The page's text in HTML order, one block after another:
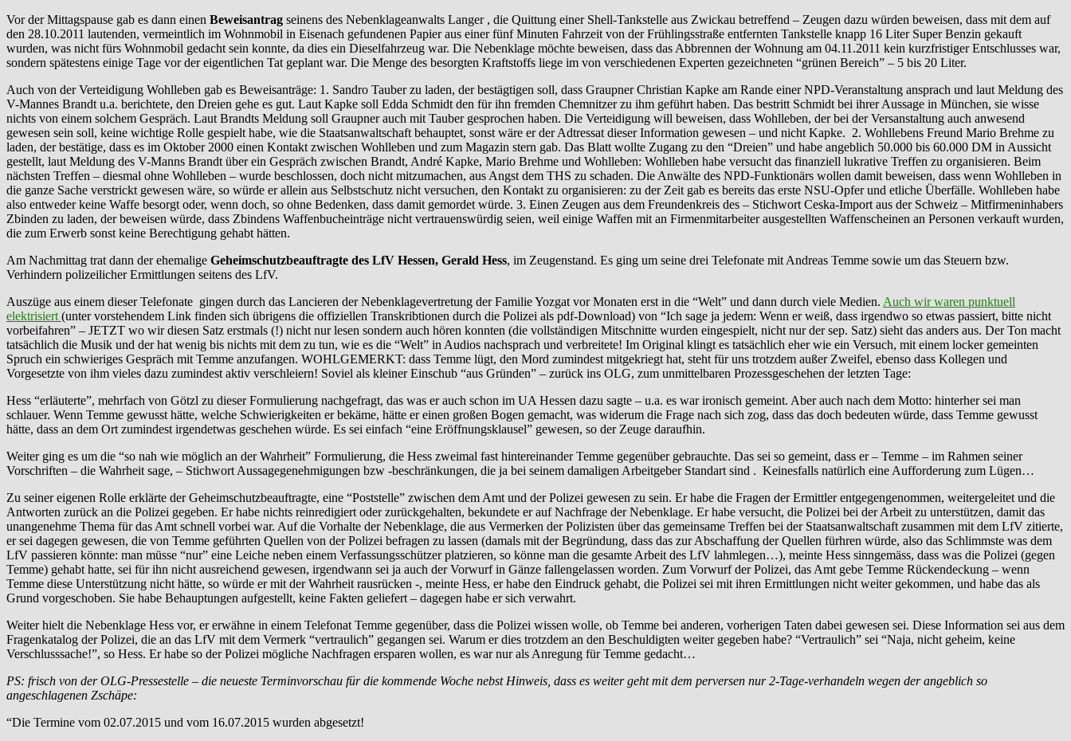
Vor der Mittagspause gab es dann einen Beweisantrag seinens des Nebenklageanwalts Langer , die Quittung einer Shell-Tankstelle aus Zwickau betreffend – Zeugen dazu würden beweisen, dass mit dem auf
den 28.10.2011 lautenden, vermeintlich im Wohnmobil in Eisenach gefundenen Papier aus einer fünf Minuten Fahrzeit von der Frühlingsstraße entfernten Tankstelle knapp 16 Liter Super Benzin gekauft
wurden, was nicht fürs Wohnmobil gedacht sein konnte, da dies ein Dieselfahrzeug war. Die Nebenklage möchte beweisen, dass das Abbrennen der Wohnung am 04.11.2011 kein kurzfristiger Entschlusses war,
sondern spätestens einige Tage vor der eigentlichen Tat geplant war. Die Menge des besorgten Kraftstoffs liege im von verschiedenen Experten gezeichneten “grünen Bereich” – 5 bis 20 Liter.
Auch von der Verteidigung Wohlleben gab es Beweisanträge: 1. Sandro Tauber zu laden, der bestägtigen soll, dass Graupner Christian Kapke am Rande einer NPD-Veranstaltung ansprach und laut Meldung des
V-Mannes Brandt u.a. berichtete, den Dreien gehe es gut. Laut Kapke soll Edda Schmidt den für ihn fremden Chemnitzer zu ihm geführt haben. Das bestritt Schmidt bei ihrer Aussage in München, sie wisse
nichts von einem solchem Gespräch. Laut Brandts Meldung soll Graupner auch mit Tauber gesprochen haben. Die Verteidigung will beweisen, dass Wohlleben, der bei der Versanstaltung auch anwesend
gewesen sein soll, keine wichtige Rolle gespielt habe, wie die Staatsanwaltschaft behauptet, sonst wäre er der Adtressat dieser Information gewesen – und nicht Kapke. 2. Wohllebens Freund Mario Brehme zu
laden, der bestätige, dass es im Oktober 2000 einen Kontakt zwischen Wohlleben und zum Magazin stern gab. Das Blatt wollte Zugang zu den “Dreien” und habe angeblich 50.000 bis 60.000 DM in Aussicht
gestellt, laut Meldung des V-Manns Brandt über ein Gespräch zwischen Brandt, André Kapke, Mario Brehme und Wohlleben: Wohlleben habe versucht das finanziell lukrative Treffen zu organisieren. Beim
nächsten Treffen – diesmal ohne Wohlleben – wurde beschlossen, doch nicht mitzumachen, aus Angst dem THS zu schaden. Die Anwälte des NPD-Funktionärs wollen damit beweisen, dass wenn Wohlleben in
die ganze Sache verstrickt gewesen wäre, so würde er allein aus Selbstschutz nicht versuchen, den Kontakt zu organisieren: zu der Zeit gab es bereits das erste NSU-Opfer und etliche Überfälle. Wohlleben habe
also entweder keine Waffe besorgt oder, wenn doch, so ohne Bedenken, dass damit gemordet würde. 3. Einen Zeugen aus dem Freundenkreis des – Stichwort Ceska-Import aus der Schweiz – Mitfirmeninhabers
Zbinden zu laden, der beweisen würde, dass Zbindens Waffenbucheinträge nicht vertrauenswürdig seien, weil einige Waffen mit an Firmenmitarbeiter ausgestellten Waffenscheinen an Personen verkauft wurden,
die zum Erwerb sonst keine Berechtigung gehabt hätten.
Am Nachmittag trat dann der ehemalige Geheimschutzbeauftragte des LfV Hessen, Gerald Hess, im Zeugenstand. Es ging um seine drei Telefonate mit Andreas Temme sowie um das Steuern bzw.
Verhindern polizeilicher Ermittlungen seitens des LfV.
Auszüge aus einem dieser Telefonate gingen durch das Lancieren der Nebenklagevertretung der Familie Yozgat vor Monaten erst in die “Welt” und dann durch viele Medien. Auch wir waren punktuell
elektrisiert (unter vorstehendem Link finden sich übrigens die offiziellen Transkribtionen durch die Polizei als pdf-Download) von “Ich sage ja jedem: Wenn er weiß, dass irgendwo so etwas passiert, bitte nicht
vorbeifahren” – JETZT wo wir diesen Satz erstmals (!) nicht nur lesen sondern auch hören konnten (die vollständigen Mitschnitte wurden eingespielt, nicht nur der sep. Satz) sieht das anders aus. Der Ton macht
tatsächlich die Musik und der hat wenig bis nichts mit dem zu tun, wie es die “Welt” in Audios nachsprach und verbreitete! Im Original klingt es tatsächlich eher wie ein Versuch, mit einem locker gemeinten
Spruch ein schwieriges Gespräch mit Temme anzufangen. WOHLGEMERKT: dass Temme lügt, den Mord zumindest mitgekriegt hat, steht für uns trotzdem außer Zweifel, ebenso dass Kollegen und
Vorgesetzte von ihm vieles dazu zumindest aktiv verschleiern! Soviel als kleiner Einschub “aus Gründen” – zurück ins OLG, zum unmittelbaren Prozessgeschehen der letzten Tage:
Hess “erläuterte”, mehrfach von Götzl zu dieser Formulierung nachgefragt, das was er auch schon im UA Hessen dazu sagte – u.a. es war ironisch gemeint. Aber auch nach dem Motto: hinterher sei man
schlauer. Wenn Temme gewusst hätte, welche Schwierigkeiten er bekäme, hätte er einen großen Bogen gemacht, was widerum die Frage nach sich zog, dass das doch bedeuten würde, dass Temme gewusst
hätte, dass an dem Ort zumindest irgendetwas geschehen würde. Es sei einfach “eine Eröffnungsklausel” gewesen, so der Zeuge daraufhin.
Weiter ging es um die “so nah wie möglich an der Wahrheit” Formulierung, die Hess zweimal fast hintereinander Temme gegenüber gebrauchte. Das sei so gemeint, dass er – Temme – im Rahmen seiner
Vorschriften – die Wahrheit sage, – Stichwort Aussagegenehmigungen bzw -beschränkungen, die ja bei seinem damaligen Arbeitgeber Standart sind . Keinesfalls natürlich eine Aufforderung zum Lügen…
Zu seiner eigenen Rolle erklärte der Geheimschutzbeauftragte, eine “Poststelle” zwischen dem Amt und der Polizei gewesen zu sein. Er habe die Fragen der Ermittler entgegengenommen, weitergeleitet und die
Antworten zurück an die Polizei gegeben. Er habe nichts reinredigiert oder zurückgehalten, bekundete er auf Nachfrage der Nebenklage. Er habe versucht, die Polizei bei der Arbeit zu unterstützen, damit das
unangenehme Thema für das Amt schnell vorbei war. Auf die Vorhalte der Nebenklage, die aus Vermerken der Polizisten über das gemeinsame Treffen bei der Staatsanwaltschaft zusammen mit dem LfV zitierte,
er sei dagegen gewesen, die von Temme geführten Quellen von der Polizei befragen zu lassen (damals mit der Begründung, dass das zur Abschaffung der Quellen fürhren würde, also das Schlimmste was dem
LfV passieren könnte: man müsse “nur” eine Leiche neben einem Verfassungsschützer platzieren, so könne man die gesamte Arbeit des LfV lahmlegen…), meinte Hess sinngemäss, dass was die Polizei (gegen
Temme) gehabt hatte, sei für ihn nicht ausreichend gewesen, irgendwann sei ja auch der Vorwurf in Gänze fallengelassen worden. Zum Vorwurf der Polizei, das Amt gebe Temme Rückendeckung – wenn
Temme diese Unterstützung nicht hätte, so würde er mit der Wahrheit rausrücken -, meinte Hess, er habe den Eindruck gehabt, die Polizei sei mit ihren Ermittlungen nicht weiter gekommen, und habe das als
Grund vorgeschoben. Sie habe Behauptungen aufgestellt, keine Fakten geliefert – dagegen habe er sich verwahrt.
Weiter hielt die Nebenklage Hess vor, er erwähne in einem Telefonat Temme gegenüber, dass die Polizei wissen wolle, ob Temme bei anderen, vorherigen Taten dabei gewesen sei. Diese Information sei aus dem
Fragenkatalog der Polizei, die an das LfV mit dem Vermerk “vertraulich” gegangen sei. Warum er dies trotzdem an den Beschuldigten weiter gegeben habe? “Vertraulich” sei “Naja, nicht geheim, keine
Verschlusssache!”, so Hess. Er habe so der Polizei mögliche Nachfragen ersparen wollen, es war nur als Anregung für Temme gedacht…
PS: frisch von der OLG-Pressestelle – die neueste Terminvorschau für die kommende Woche nebst Hinweis, dass es weiter geht mit dem perversen nur 2-Tage-verhandeln wegen der angeblich so
angeschlagenen Zschäpe:
“Die Termine vom 02.07.2015 und vom 16.07.2015 wurden abgesetzt!